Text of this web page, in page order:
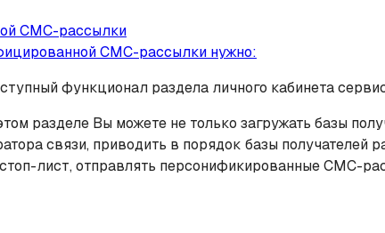
СМС-рассылки
СМС-рассылки нужно:
функционал раздела личного кабинета
разделе Вы можете не только загружать базы
связи, приводить в порядок базы
лист, отправлять персонификированные СМС-